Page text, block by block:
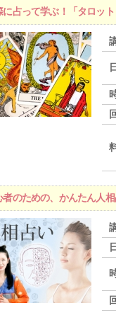
に占って学ぶ！「タロット
者のための、かんたん人